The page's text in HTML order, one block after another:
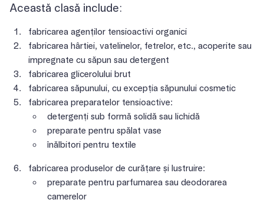
Această clasă include:
fabricarea agenților tensioactivi organici
fabricarea hârtiei, vatelinelor, fetrelor, etc., acoperite sau
impregnate cu săpun sau detergent
fabricarea glicerolului brut
fabricarea săpunului, cu excepția săpunului cosmetic
fabricarea preparatelor tensioactive:
detergenți sub formă solidă sau lichidă
preparate pentru spălat vase
înălbitori pentru textile
fabricarea produselor de curățare și lustruire:
preparate pentru parfumarea sau deodorarea
camerelor